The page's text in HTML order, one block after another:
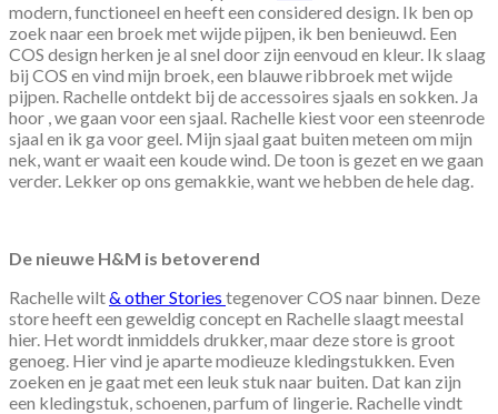
modern, functioneel en heeft een considered design. Ik ben op
zoek naar een broek met wijde pijpen, ik ben benieuwd. Een
COS design herken je al snel door zijn eenvoud en kleur. Ik slaag
bij COS en vind mijn broek, een blauwe ribbroek met wijde
pijpen. Rachelle ontdekt bij de accessoires sjaals en sokken. Ja
hoor , we gaan voor een sjaal. Rachelle kiest voor een steenrode
sjaal en ik ga voor geel. Mijn sjaal gaat buiten meteen om mijn
nek, want er waait een koude wind. De toon is gezet en we gaan
verder. Lekker op ons gemakkie, want we hebben de hele dag.
De nieuwe H&M is betoverend
Rachelle wilt& other Stories tegenover COS naar binnen. Deze
store heeft een geweldig concept en Rachelle slaagt meestal
hier. Het wordt inmiddels drukker, maar deze store is groot
genoeg. Hier vind je aparte modieuze kledingstukken. Even
zoeken en je gaat met een leuk stuk naar buiten. Dat kan zijn
een kledingstuk, schoenen, parfum of lingerie. Rachelle vindt